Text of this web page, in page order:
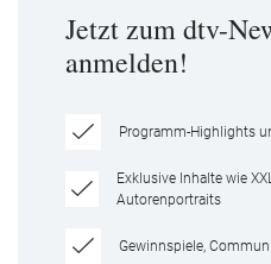
Jetzt zum dtv-
anmelden!
Programm-Highlights
Exklusive Inhalte wie
Autorenportraits
Gewinnspiele,